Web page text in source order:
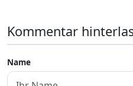
Kommentar
Name